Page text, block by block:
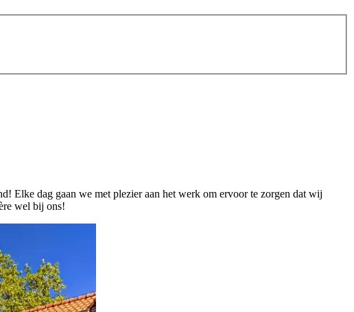
Elke dag gaan we met plezier aan het werk om ervoor te zorgen dat wij
wel bij ons!